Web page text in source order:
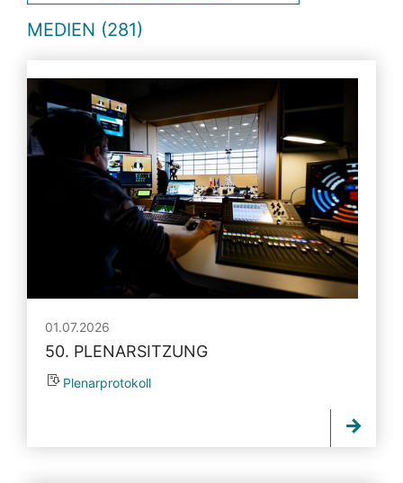
MEDIEN (281)
01.07.2026
50. PLENARSITZUNG
Plenarprotokoll